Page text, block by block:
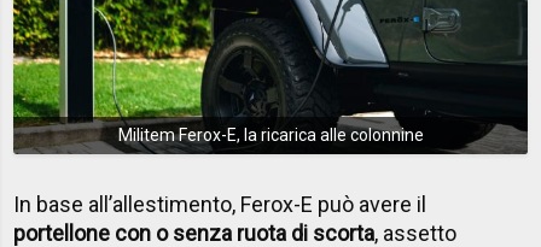
Militem Ferox-E, la ricarica alle colonnine
In base all’allestimento, Ferox-E può avere il
portellone con o senza ruota di scorta, assetto